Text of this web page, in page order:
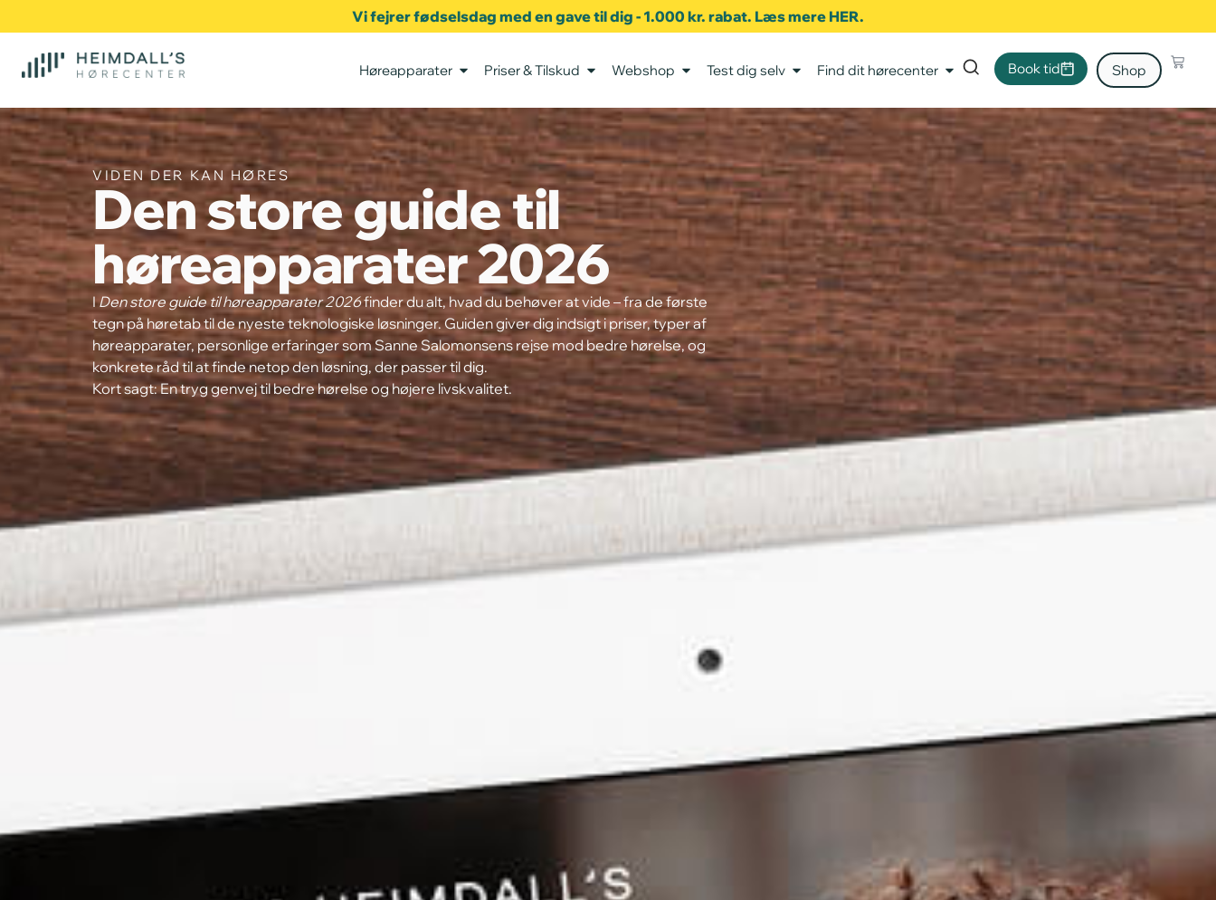
Vi fejrer fødselsdag med en gave til dig - 1.000 kr. rabat. Læs mere HER.
Høreapparater Priser & Tilskud Webshop Test dig selv Find dit hørecenter Book tid Shop
VIDEN DER KAN HØRES
Den store guide til
høreapparater 2026
IDen store guide til høreapparater 2026finder du alt, hvad du behøver at vide – fra de første
tegn på høretab til de nyeste teknologiske løsninger. Guiden giver dig indsigt i priser, typer af
høreapparater, personlige erfaringer som Sanne Salomonsens rejse mod bedre hørelse, og
konkrete råd til at finde netop den løsning, der passer til dig.
Kort sagt: En tryg genvej til bedre hørelse og højere livskvalitet.